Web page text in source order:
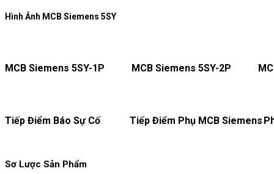
Hình Ảnh MCB Siemens 5SY
MCB Siemens 5SY-1P MCB Siemens 5SY-2P
Tiếp Điểm Báo Sự Cố Tiếp Điểm Phụ MCB Siemens
Sơ Lược Sản Phẩm